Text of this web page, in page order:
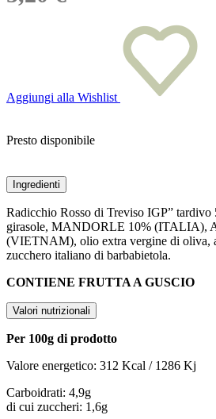
Aggiungi alla Wishlist
Presto disponibile
Ingredienti
Radicchio Rosso di Treviso IGP”
girasole, MANDORLE 10% (ITALIA),
(VIETNAM), olio extra vergine di oliva,
zucchero italiano di barbabietola.
CONTIENE FRUTTA A GUSCIO
Valori nutrizionali
Per 100g di prodotto
Valore energetico: 312 Kcal / 1286 Kj
Carboidrati: 4,9g
di cui zuccheri: 1,6g